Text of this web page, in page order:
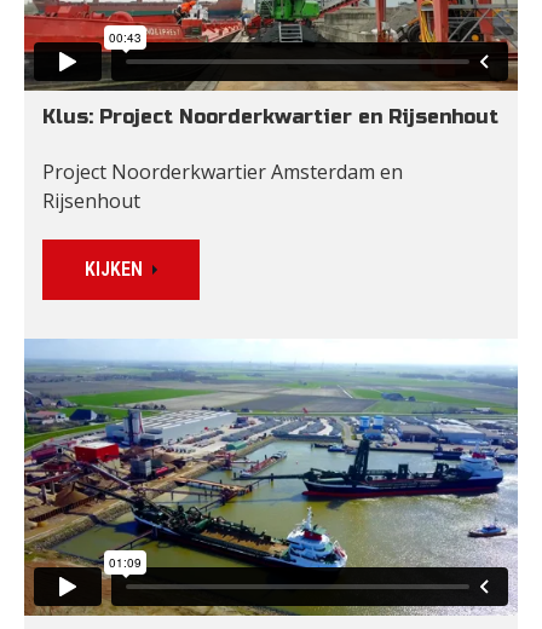
Klus: Project Noorderkwartier en Rijsenhout
Project Noorderkwartier Amsterdam en
Rijsenhout
KIJKEN